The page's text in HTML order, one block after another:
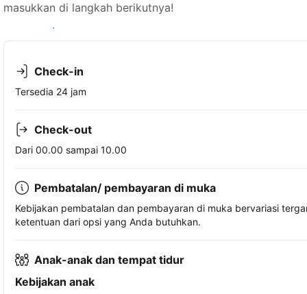
masukkan di langkah berikutnya!
Lihat ketersediaan
Check-in
Tersedia 24 jam
Check-out
Dari 00.00 sampai 10.00
Pembatalan/ pembayaran di muka
Kebijakan pembatalan dan pembayaran di muka bervariasi
ketentuan dari opsi yang Anda butuhkan.
Anak-anak dan tempat tidur
Kebijakan anak